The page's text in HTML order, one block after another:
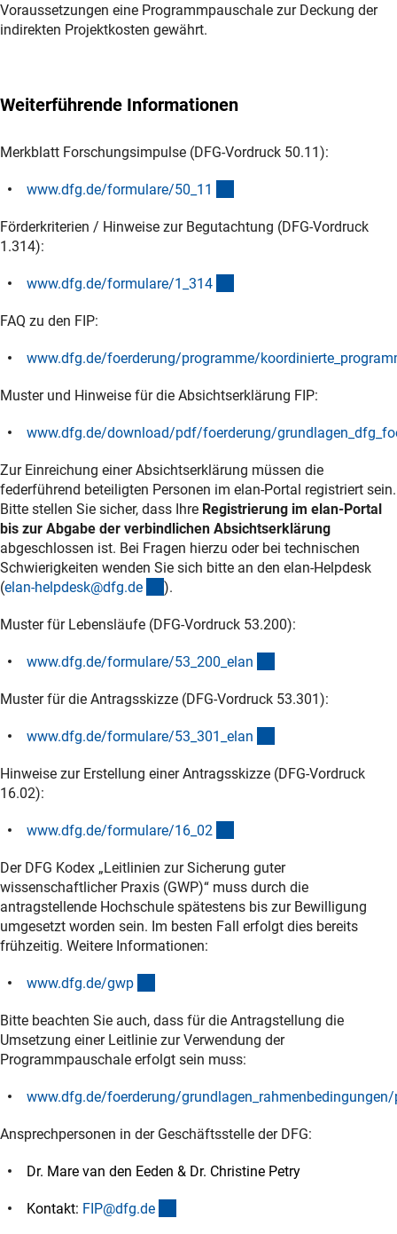
Voraussetzungen eine Programmpauschale zur Deckung der
indirekten Projektkosten gewährt.
Weiterführende Informationen
Merkblatt Forschungsimpulse (DFG-Vordruck 50.11):
www.dfg.de/formulare/50_1 1
Förderkriterien / Hinweise zur Begutachtung (DFG-Vordruck
1.314):
www.dfg.de/formulare/1_314
FAQ zu den FIP:
www.dfg.de/foerderung/programme/
Muster und Hinweise für die Absichtserklärung FIP:
www.dfg.de/download/pdf/foerderung/
Zur Einreichung einer Absichtserklärung müssen die
federführend beteiligten Personen im elan-Portal registriert sein.
Bitte stellen Sie sicher, dass Ihre Registrierung im elan-Portal
bis zur Abgabe der verbindlichen Absichtserklärung
abgeschlossen ist. Bei Fragen hierzu oder bei technischen
Schwierigkeiten wenden Sie sich bitte an den elan-Helpdesk
(elan-helpdesk@dfg.de (externer Link)
).
Muster für Lebensläufe (DFG-Vordruck 53.200):
www.dfg.de/formulare/53_200_elan
Muster für die Antragsskizze (DFG-Vordruck 53.301):
www.dfg.de/formulare/53_301_elan
Hinweise zur Erstellung einer Antragsskizze (DFG-Vordruck
16.02):
www.dfg.de/formulare/16_02
Der DFG Kodex „Leitlinien zur Sicherung guter
wissenschaftlicher Praxis (GWP)“ muss durch die
antragstellende Hochschule spätestens bis zur Bewilligung
umgesetzt worden sein. Im besten Fall erfolgt dies bereits
frühzeitig. Weitere Informationen:
www.dfg.de/gwp
Bitte beachten Sie auch, dass für die Antragstellung die
Umsetzung einer Leitlinie zur Verwendung der
Programmpauschale erfolgt sein muss:
www.dfg.de/foerderung/
Ansprechpersonen in der Geschäftsstelle der DFG:
Dr. Mare van den Eeden & Dr. Christine Petry
Kontakt: FIP@dfg.de